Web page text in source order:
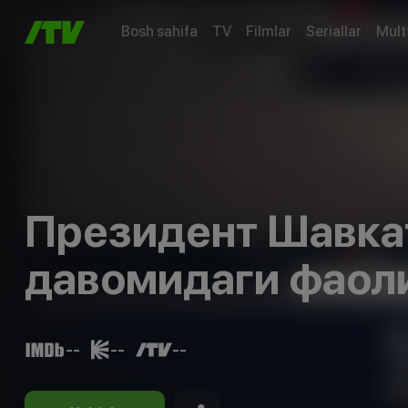
Bosh sahifa TV Filmlar Seriallar
Президент
давомидаги
ракурс»
-- -- --